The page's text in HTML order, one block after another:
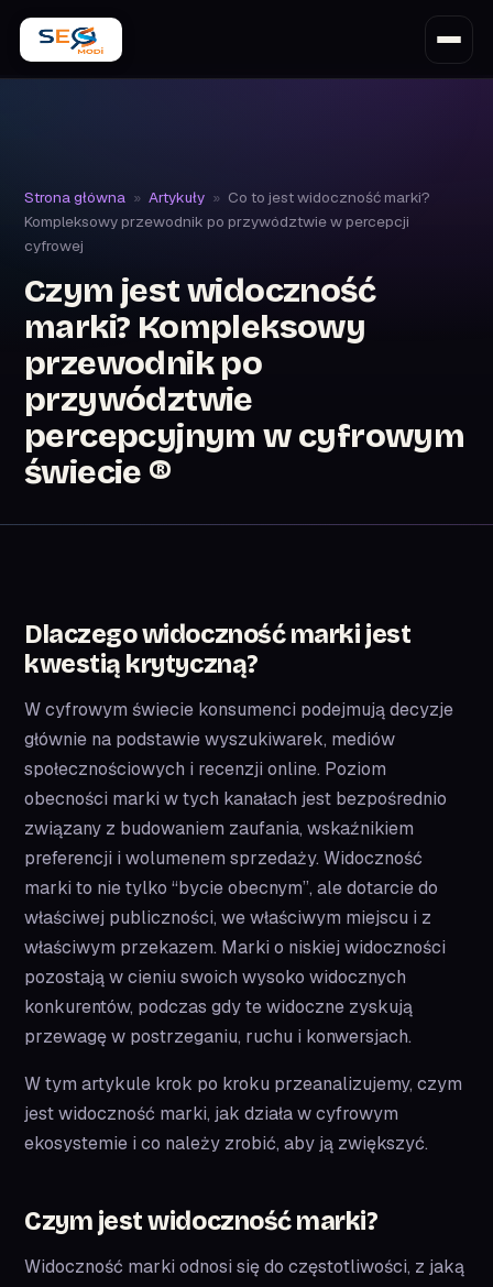
Strona główna » Artykuły » Co to jest widoczność marki?
Kompleksowy przewodnik po przywództwie w percepcji
cyfrowej
Czym jest widoczność
marki? Kompleksowy
przewodnik po
przywództwie
percepcyjnym w cyfrowym
świecie ®
Dlaczego widoczność marki jest
kwestią krytyczną?
W cyfrowym świecie konsumenci podejmują decyzje
głównie na podstawie wyszukiwarek, mediów
społecznościowych i recenzji online. Poziom
obecności marki w tych kanałach jest bezpośrednio
związany z budowaniem zaufania, wskaźnikiem
preferencji i wolumenem sprzedaży. Widoczność
marki to nie tylko “bycie obecnym”, ale dotarcie do
właściwej publiczności, we właściwym miejscu i z
właściwym przekazem. Marki o niskiej widoczności
pozostają w cieniu swoich wysoko widocznych
konkurentów, podczas gdy te widoczne zyskują
przewagę w postrzeganiu, ruchu i konwersjach.
W tym artykule krok po kroku przeanalizujemy, czym
jest widoczność marki, jak działa w cyfrowym
ekosystemie i co należy zrobić, aby ją zwiększyć.
Czym jest widoczność marki?
Widoczność marki odnosi się do częstotliwości, z jaką